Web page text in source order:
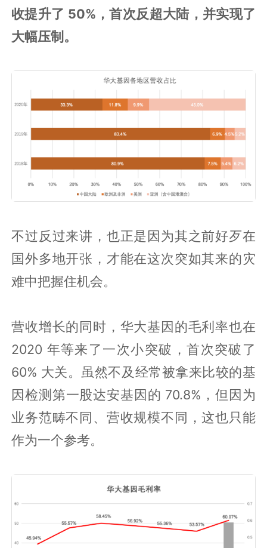
收提升了 50%，首次反超大陆，并实现了
大幅压制。
不过反过来讲，也正是因为其之前好歹在
国外多地开张，才能在这次突如其来的灾
难中把握住机会。
营收增长的同时，华大基因的毛利率也在
2020 年等来了一次小突破，首次突破了
60% 大关。虽然不及经常被拿来比较的基
因检测第一股达安基因的 70.8%，但因为
业务范畴不同、营收规模不同，这也只能
作为一个参考。